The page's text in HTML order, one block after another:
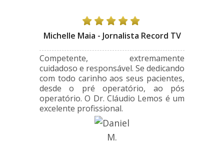
Michelle Maia - Jornalista Record TV
Competente, extremamente
cuidadoso e responsável. Se dedicando
com todo carinho aos seus pacientes,
desde o pré operatório, ao pós
operatório. O Dr. Cláudio Lemos é um
excelente profissional.